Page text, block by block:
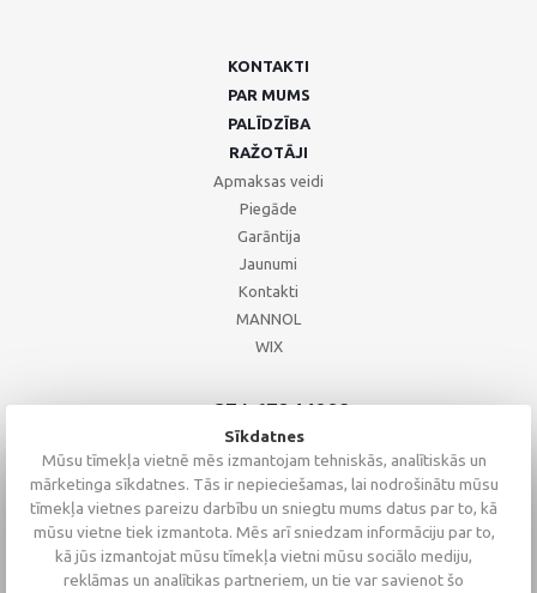
KONTAKTI
PAR MUMS
PALĪDZĪBA
RAŽOTĀJI
Apmaksas veidi
Piegāde
Garāntija
Jaunumi
Kontakti
MANNOL
WIX
+371 67244008
+371 67271055
+371 26002793
Sīkdatnes
Mūsu tīmekļa vietnē mēs izmantojam tehniskās, analītiskās un
mārketinga sīkdatnes. Tās ir nepieciešamas, lai nodrošinātu mūsu
tīmekļa vietnes pareizu darbību un sniegtu mums datus par to, kā
mūsu vietne tiek izmantota. Mēs arī sniedzam informāciju par to,
kā jūs izmantojat mūsu tīmekļa vietni mūsu sociālo mediju,
reklāmas un analītikas partneriem, un tie var savienot šo